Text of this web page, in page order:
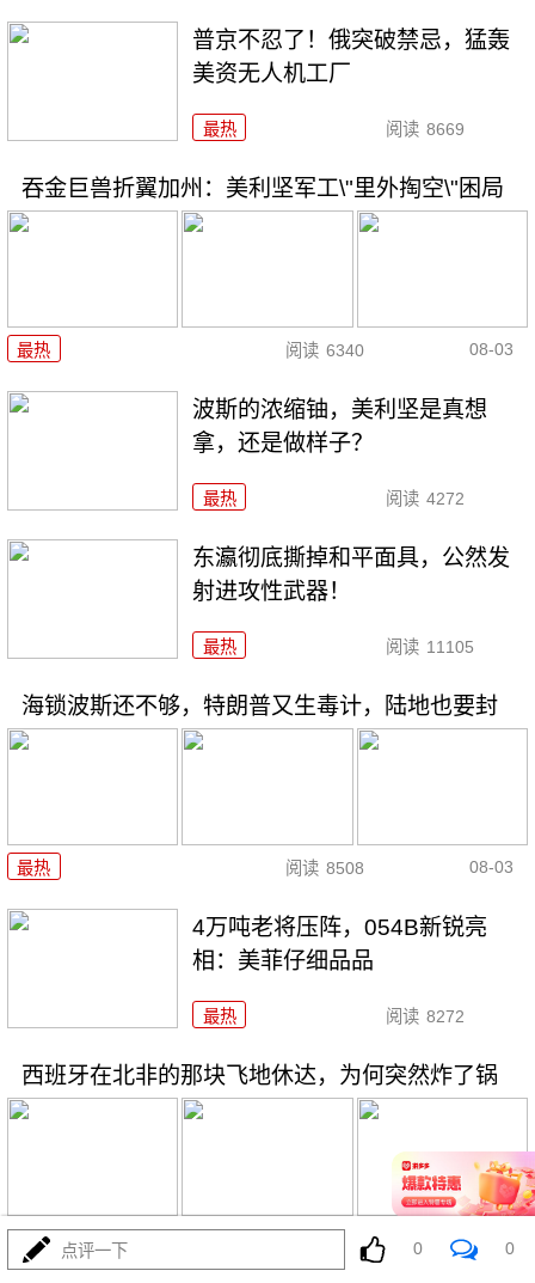
普京不忍了！俄突破禁忌，猛轰
美资无人机工厂
最热 阅读 8669
吞金巨兽折翼加州：美利坚军工\"里外掏空\"困局
最热 阅读 6340 08-03
波斯的浓缩铀，美利坚是真想
拿，还是做样子？
最热 阅读 4272
东瀛彻底撕掉和平面具，公然发
射进攻性武器！
最热 阅读 11105
海锁波斯还不够，特朗普又生毒计，陆地也要封
最热 阅读 8508 08-03
4万吨老将压阵，054B新锐亮
相：美菲仔细品品
最热 阅读 8272
西班牙在北非的那块飞地休达，为何突然炸了锅
最热
点评一下 0 0